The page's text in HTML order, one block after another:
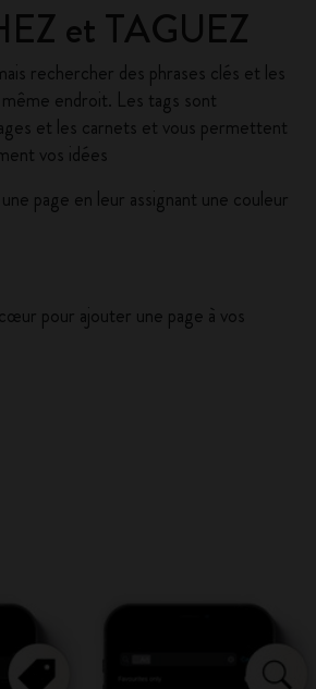
et TAGUEZ
rechercher des phrases clés et les
endroit. Les tags sont
et les carnets et vous permettent
vos idées
page en leur assignant une couleur
pour ajouter une page à vos